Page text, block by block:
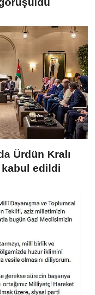
Ürdün Kralı
kabul edildi